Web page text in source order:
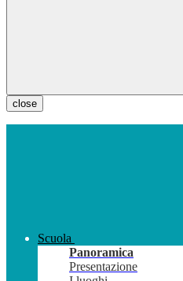
close
Scuola
Panoramica
Presentazione